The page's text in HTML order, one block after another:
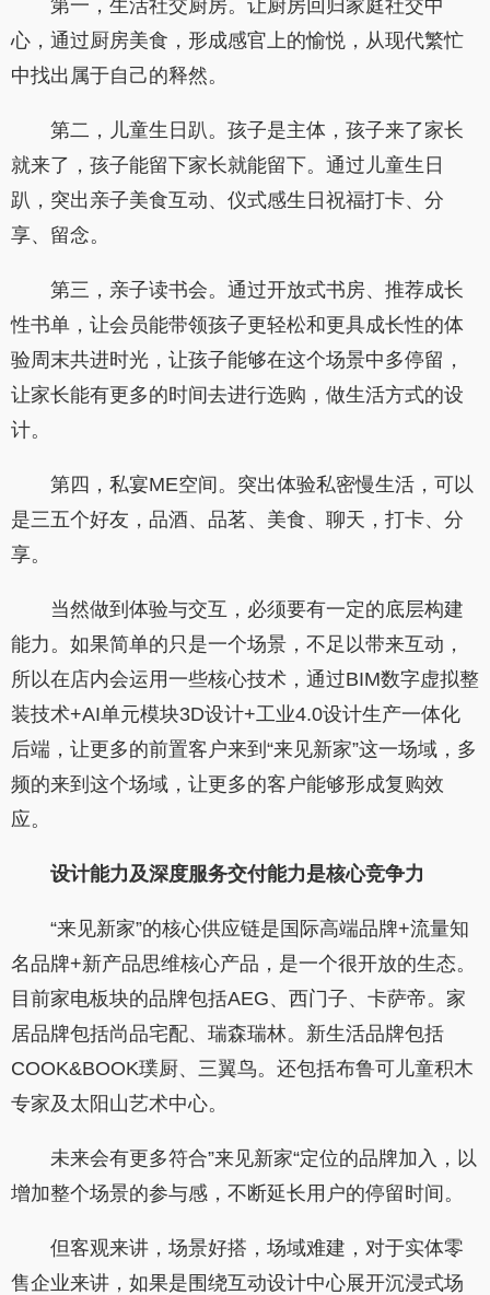
第一，生活社交厨房。让厨房回归家庭社交中
心，通过厨房美食，形成感官上的愉悦，从现代繁忙
中找出属于自己的释然。
第二，儿童生日趴。孩子是主体，孩子来了家长
就来了，孩子能留下家长就能留下。通过儿童生日
趴，突出亲子美食互动、仪式感生日祝福打卡、分
享、留念。
第三，亲子读书会。通过开放式书房、推荐成长
性书单，让会员能带领孩子更轻松和更具成长性的体
验周末共进时光，让孩子能够在这个场景中多停留，
让家长能有更多的时间去进行选购，做生活方式的设
计。
第四，私宴ME空间。突出体验私密慢生活，可以
是三五个好友，品酒、品茗、美食、聊天，打卡、分
享。
当然做到体验与交互，必须要有一定的底层构建
能力。如果简单的只是一个场景，不足以带来互动，
所以在店内会运用一些核心技术，通过BIM数字虚拟整
装技术+AI单元模块3D设计+工业4.0设计生产一体化
后端，让更多的前置客户来到“来见新家”这一场域，多
频的来到这个场域，让更多的客户能够形成复购效
应。
设计能力及深度服务交付能力是核心竞争力
“来见新家”的核心供应链是国际高端品牌+流量知
名品牌+新产品思维核心产品，是一个很开放的生态。
目前家电板块的品牌包括AEG、西门子、卡萨帝。家
居品牌包括尚品宅配、瑞森瑞林。新生活品牌包括
COOK&BOOK璞厨、三翼鸟。还包括布鲁可儿童积木
专家及太阳山艺术中心。
未来会有更多符合”来见新家“定位的品牌加入，以
增加整个场景的参与感，不断延长用户的停留时间。
但客观来讲，场景好搭，场域难建，对于实体零
售企业来讲，如果是围绕互动设计中心展开沉浸式场